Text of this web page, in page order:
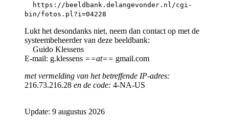
https://beeldbank.delangevonder.nl/cgi-
bin/fotos.pl?i=04228
Lukt het desondanks niet, neem dan contact op met de
systeembeheerder van deze beeldbank:
Guido Klessens
E-mail: g.klessens ==at== gmail.com
met vermelding van het betreffende IP-adres:
216.73.216.28 en de code: 4-NA-US
Update: 9 augustus 2026